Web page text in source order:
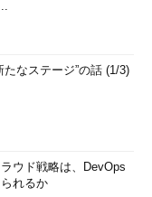
なステージ”の話 (1/3)
ウド戦略は、DevOps
れるか